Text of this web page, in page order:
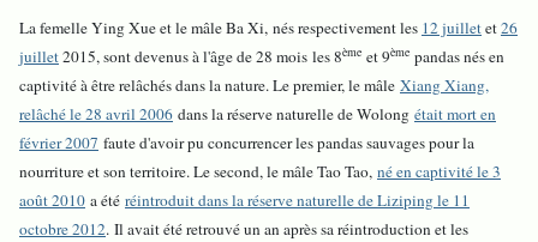
La femelle Ying Xue et le mâle Ba Xi, nés respectivement les 12 juilletet26
juillet2015, sont devenus à l'âge de 28 mois les 8ème et 9ème pandas nés en
captivité à être relâchés dans la nature. Le premier, le mâle Xiang Xiang,
relâché le 28 avril 2006 dans la réserve naturelle de Wolong était mort en
février 2007 faute d'avoir pu concurrencer les pandas sauvages pour la
nourriture et son territoire. Le second, le mâle Tao Tao, né en captivité le 3
août 2010 a été réintroduit dans la réserve naturelle de Liziping le 11
octobre 2012. Il avait été retrouvé un an après sa réintroduction et les